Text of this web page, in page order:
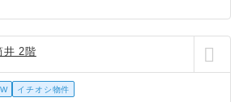
井 2階
イチオシ物件